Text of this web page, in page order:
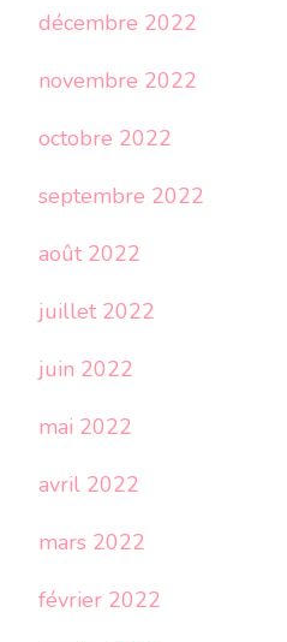
décembre 2022
novembre 2022
octobre 2022
septembre 2022
août 2022
juillet 2022
juin 2022
mai 2022
avril 2022
mars 2022
février 2022